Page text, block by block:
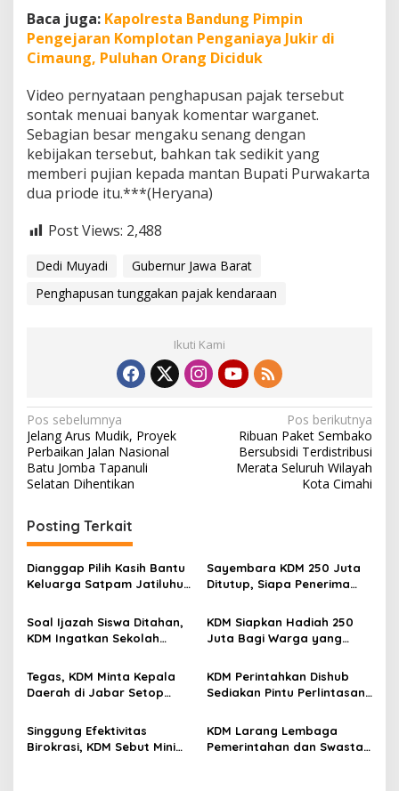
Baca juga: Kapolresta Bandung Pimpin
Pengejaran Komplotan Penganiaya Jukir di
Cimaung, Puluhan Orang Diciduk
Video pernyataan penghapusan pajak tersebut
sontak menuai banyak komentar warganet.
Sebagian besar mengaku senang dengan
kebijakan tersebut, bahkan tak sedikit yang
memberi pujian kepada mantan Bupati Purwakarta
dua priode itu.***(Heryana)
Post Views: 2,488
Dedi Muyadi
Gubernur Jawa Barat
Penghapusan tunggakan pajak kendaraan
Ikuti Kami
N
a
v
g
a
s
p
o
s
Pos sebelumnya
Jelang Arus Mudik, Proyek
Perbaikan Jalan Nasional
Batu Jomba Tapanuli
Selatan Dihentikan
Pos berikutnya
Ribuan Paket Sembako
Bersubsidi Terdistribusi
Merata Seluruh Wilayah
Kota Cimahi
Posting Terkait
Dianggap Pilih Kasih Bantu
Keluarga Satpam Jatiluhur
Penjelasan Dedi Mulyadi
Sayembara KDM 250 Juta
Ditutup, Siapa Penerima
Soal Ijazah Siswa Ditahan,
KDM Ingatkan Sekolah
KDM Siapkan Hadiah 250
Juta Bagi Warga yang
Pelaku Penganiayaan Sadis
Tegas, KDM Minta Kepala
Daerah di Jabar Setop
dan Objek Wisata di Hutan
KDM Perintahkan Dishub
Sediakan Pintu Perlintasan
Seluruh Jabar
Singgung Efektivitas
Birokrasi, KDM Sebut Minim
KDM Larang Lembaga
Pemerintahan dan Swasta